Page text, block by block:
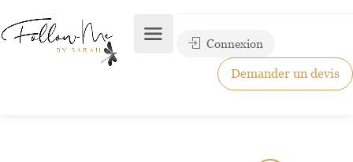
Connexion
Demander un devis